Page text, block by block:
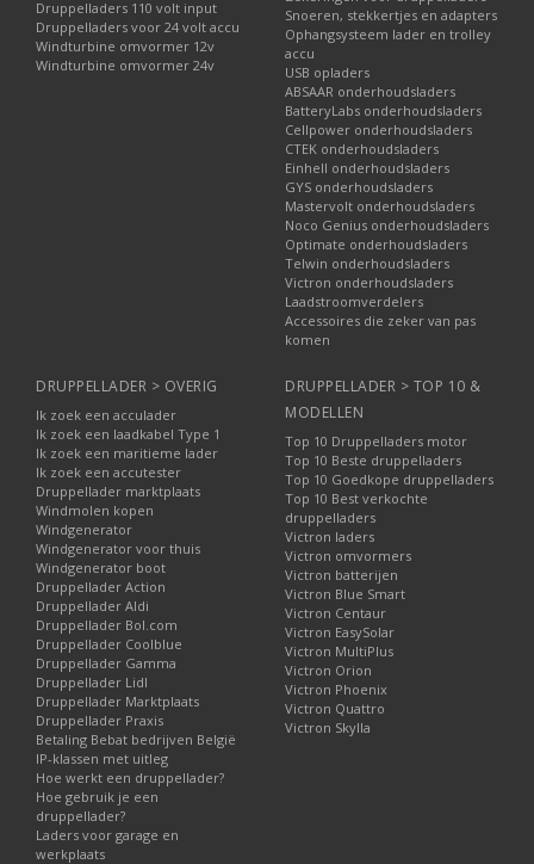
Druppelladers 110 volt input
Druppelladers voor 24 volt accu
Windturbine omvormer 12v
Windturbine omvormer 24v
Snoeren, stekkertjes en adapters
Ophangsysteem lader en trolley
accu
USB opladers
ABSAAR onderhoudsladers
BatteryLabs onderhoudsladers
Cellpower onderhoudsladers
CTEK onderhoudsladers
Einhell onderhoudsladers
GYS onderhoudsladers
Mastervolt onderhoudsladers
Noco Genius onderhoudsladers
Optimate onderhoudsladers
Telwin onderhoudsladers
Victron onderhoudsladers
Laadstroomverdelers
Accessoires die zeker van pas
komen
DRUPPELLADER > OVERIG
Ik zoek een acculader
Ik zoek een laadkabel Type 1
Ik zoek een maritieme lader
Ik zoek een accutester
Druppellader marktplaats
Windmolen kopen
Windgenerator
Windgenerator voor thuis
Windgenerator boot
Druppellader Action
Druppellader Aldi
Druppellader Bol.com
Druppellader Coolblue
Druppellader Gamma
Druppellader Lidl
Druppellader Marktplaats
Druppellader Praxis
Betaling Bebat bedrijven België
IP-klassen met uitleg
Hoe werkt een druppellader?
Hoe gebruik je een
druppellader?
Laders voor garage en
werkplaats
DRUPPELLADER > TOP 10 &
MODELLEN
Top 10 Druppelladers motor
Top 10 Beste druppelladers
Top 10 Goedkope druppelladers
Top 10 Best verkochte
druppelladers
Victron laders
Victron omvormers
Victron batterijen
Victron Blue Smart
Victron Centaur
Victron EasySolar
Victron MultiPlus
Victron Orion
Victron Phoenix
Victron Quattro
Victron Skylla